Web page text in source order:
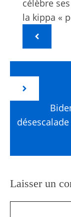
célèbre
la kippa «
Laisser un